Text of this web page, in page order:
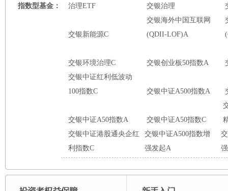
指数型基金： 治理ETF 交银治理
交银新能源C
交银海外中国互联网
(QDII-LOF)A
交银环境治理C 交银创业板50指数A
交银中证红利低波动
100指数C
交银中证A500指数A
交银中证A50指数A 交银中证A50指数C
交银中证港股通央企红
利指数C
交银中证A500指数增
强发起A